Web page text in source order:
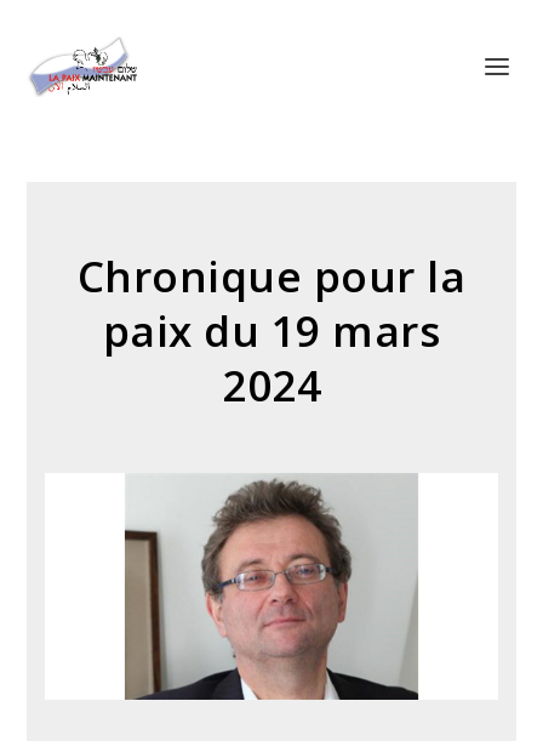
Chronique pour la
paix du 19 mars
2024